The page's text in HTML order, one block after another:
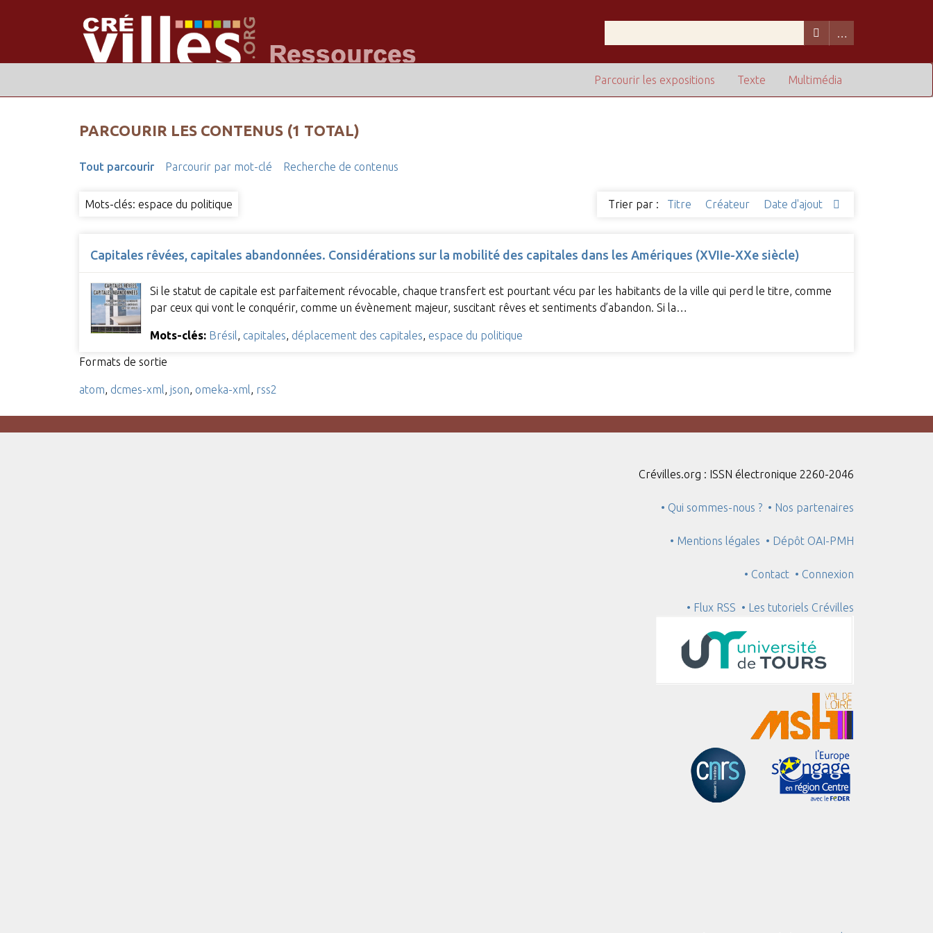
Multimédia
Texte
Parcourir les expositions
PARCOURIR LES CONTENUS (1 TOTAL)
Tout parcourir Parcourir par mot-clé Recherche de contenus
Mots-clés: espace du politique Trier par : Titre Créateur Date d'ajout
Capitales rêvées, capitales abandonnées. Considérations sur la mobilité des capitales dans les Amériques (XVIIe-XXe siècle)
Si le statut de capitale est parfaitement révocable, chaque transfert est pourtant vécu par les habitants de la ville qui perd le titre, comme
par ceux qui vont le conquérir, comme un évènement majeur, suscitant rêves et sentiments d’abandon. Si la…
Mots-clés: Brésil capitales déplacement des capitales espace du politique
Formats de sortie
atom dcmes-xml json omeka-xml rss2
Crévilles.org : ISSN électronique 2260-2046
• Qui sommes-nous ? • Nos partenaires
• Mentions légales • Dépôt OAI-PMH
• Contact • Connexion
• Flux RSS • Les tutoriels Crévilles